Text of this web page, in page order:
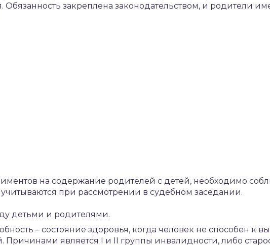
Обязанность закреплена законодательством, и родители
на содержание родителей с детей, необходимо
при рассмотрении в судебном заседании.
детьми и родителями.
– состояние здоровья, когда человек не способен к
Причинами является I и II группы инвалидности, либо